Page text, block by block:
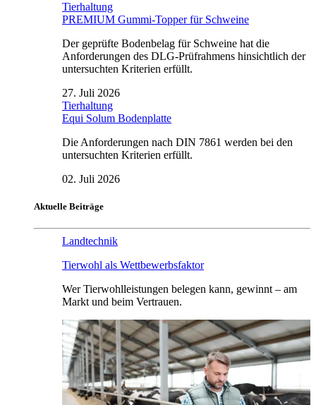
Tierhaltung
PREMIUM Gummi-Topper für Schweine
Der geprüfte Bodenbelag für Schweine hat die
Anforderungen des DLG-Prüfrahmens hinsichtlich der
untersuchten Kriterien erfüllt.
27. Juli 2026
Tierhaltung
Equi Solum Bodenplatte
Die Anforderungen nach DIN 7861 werden bei den
untersuchten Kriterien erfüllt.
02. Juli 2026
Aktuelle Beiträge
Landtechnik
Tierwohl als Wettbewerbsfaktor
Wer Tierwohlleistungen belegen kann, gewinnt – am
Markt und beim Vertrauen.